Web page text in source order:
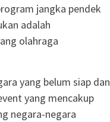
jangka pendek
adalah
olahraga
yang belum siap dan
yang mencakup
negara-negara